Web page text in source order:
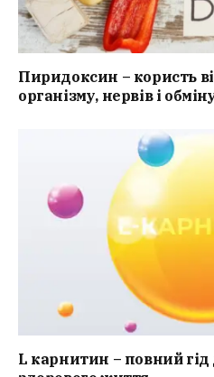
Пиридоксин – користь
організму, нервів і
L карнитин – повний гід